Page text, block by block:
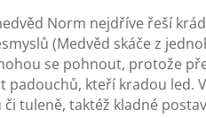
Norm nejdříve řeší
(Medvěd skáče z
se pohnout, protože
kteří kradou led.
tuleně, taktéž kladné